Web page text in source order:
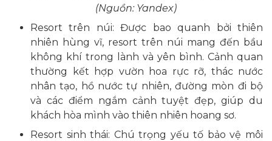
(Nguồn: Yandex)
Resort trên núi: Được bao quanh bởi thiên
nhiên hùng vĩ, resort trên núi mang đến bầu
không khí trong lành và yên bình. Cảnh quan
thường kết hợp vườn hoa rực rỡ, thác nước
nhân tạo, hồ nước tự nhiên, đường mòn đi bộ
và các điểm ngắm cảnh tuyệt đẹp, giúp du
khách hòa mình vào thiên nhiên hoang sơ.
Resort sinh thái: Chú trọng yếu tố bảo vệ môi